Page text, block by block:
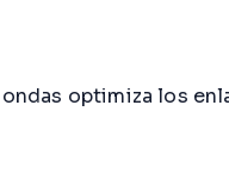
optimiza los